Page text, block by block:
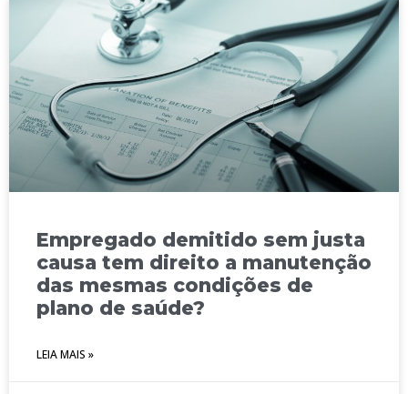
Empregado demitido sem justa
causa tem direito a manutenção
das mesmas condições de
plano de saúde?
LEIA MAIS »